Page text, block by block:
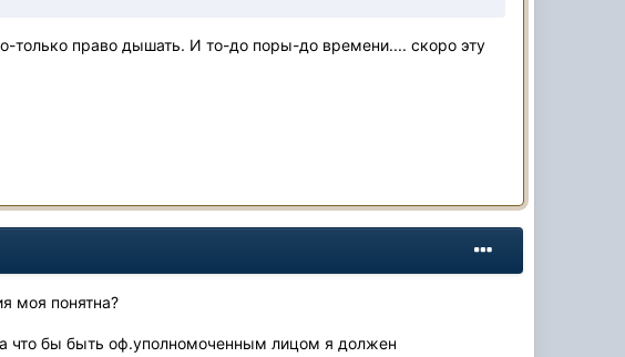
только право дышать. И то-до поры-до времени.... скоро эту
моя понятна?
что бы быть оф.уполномоченным лицом я должен